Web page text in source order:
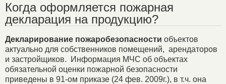
Когда оформляется пожарная
декларация на продукцию?
Декларирование пожаробезопасности объектов
актуально для собственников помещений, арендаторов
и застройщиков. Информация МЧС об объектах
обязательной оценки пожарной безопасности
приведены в 91-ом приказе (24 фев. 2009г.), в т.ч. она